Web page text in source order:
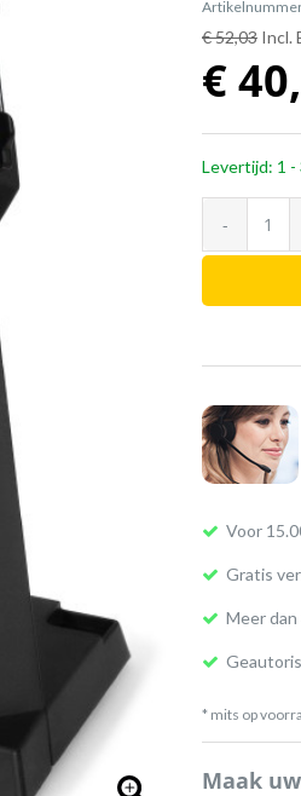
€ 52,03 Incl.
€
Levertijd: 1 -
Maak
EPOS
Pro/
serie)
Voor
Gratis
Meer dan
* mits op